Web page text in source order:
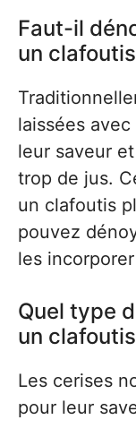
Faut-il
un
laissées
leur saveur
trop de jus.
un clafoutis
pouvez
les
Quel type
un
Les cerises
pour leur